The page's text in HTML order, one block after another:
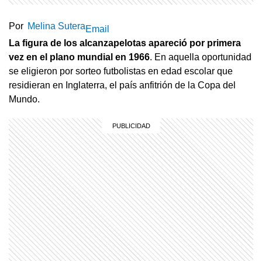
Por Melina SuteraEmail
La figura de los alcanzapelotas apareció por primera
vez en el plano mundial en 1966. En aquella oportunidad
se eligieron por sorteo futbolistas en edad escolar que
residieran en Inglaterra, el país anfitrión de la Copa del
Mundo.